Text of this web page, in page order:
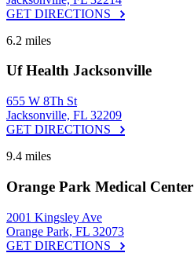
GET DIRECTIONS
6.2 miles
Uf Health Jacksonville
655 W 8Th St
Jacksonville, FL 32209
GET DIRECTIONS
9.4 miles
Orange Park Medical Center
2001 Kingsley Ave
Orange Park, FL 32073
GET DIRECTIONS